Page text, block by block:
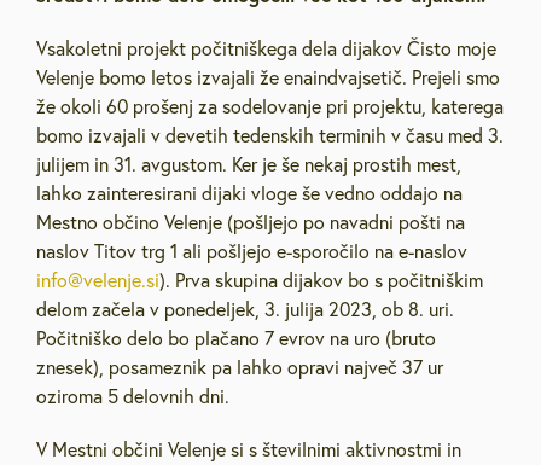
Vsakoletni projekt počitniškega dela dijakov Čisto moje
Velenje bomo letos izvajali že enaindvajsetič. Prejeli smo
že okoli 60 prošenj za sodelovanje pri projektu, katerega
bomo izvajali v devetih tedenskih terminih v času med 3.
julijem in 31. avgustom. Ker je še nekaj prostih mest,
lahko zainteresirani dijaki vloge še vedno oddajo na
Mestno občino Velenje (pošljejo po navadni pošti na
naslov Titov trg 1 ali pošljejo e-sporočilo na e-naslov
info@velenje.si). Prva skupina dijakov bo s počitniškim
delom začela v ponedeljek, 3. julija 2023, ob 8. uri.
Počitniško delo bo plačano 7 evrov na uro (bruto
znesek), posameznik pa lahko opravi največ 37 ur
oziroma 5 delovnih dni.
V Mestni občini Velenje si s številnimi aktivnostmi in